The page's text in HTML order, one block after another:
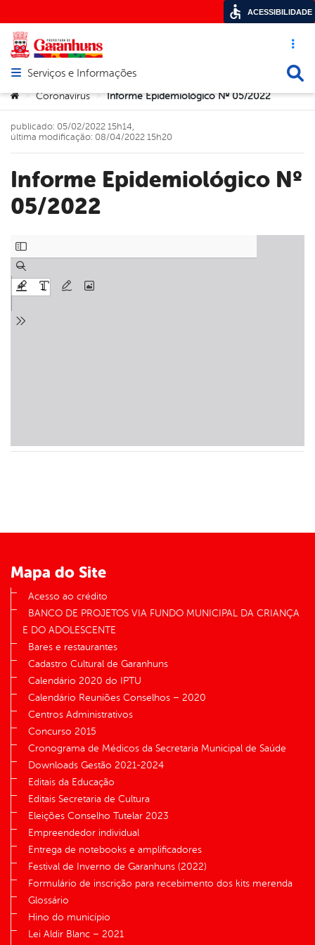
Acesso
Abrir menu principal de navegação
Serviços e Informações
Você está aqui:
> Coronavírus > Informe Epidemiológico Nº 05/2022
Informe Epidemiológico Nº
05/2022
publicado: 05/02/2022 15h14,
última modificação: 08/04/2022 15h20
Mapa do Site
Acesso ao crédito
BANCO DE PROJETOS VIA FUNDO MUNICIPAL DA CRIANÇA
E DO ADOLESCENTE
Bares e restaurantes
Cadastro Cultural de Garanhuns
Calendário 2020 do IPTU
Calendário Reuniões Conselhos – 2020
Centros Administrativos
Concurso 2015
Cronograma de Médicos da Secretaria Municipal de Saúde
Downloads Gestão 2021-2024
Editais da Educação
Editais Secretaria de Cultura
Eleições Conselho Tutelar 2023
Empreendedor individual
Entrega de notebooks e amplificadores
Festival de Inverno de Garanhuns (2022)
Formulário de inscrição para recebimento dos kits merenda
Glossário
Hino do município
Lei Aldir Blanc – 2021
ACESSIBILIDADE